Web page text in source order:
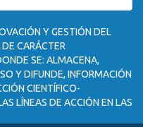
Y GESTIÓN DEL
CARÁCTER
SE: ALMACENA,
Y DIFUNDE, INFORMACIÓN
CIENTÍFICO-
LÍNEAS DE ACCIÓN EN LAS